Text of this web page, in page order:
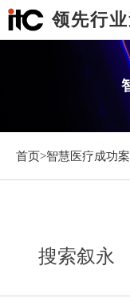
领先行
首页>智慧医疗成功
搜索叙永